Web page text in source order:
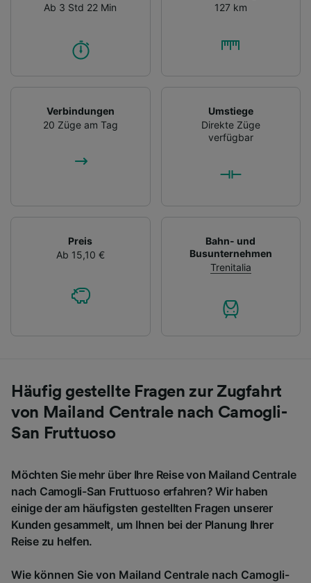
Ab 3 Std 22 Min
127 km
Verbindungen
20 Züge am Tag
Umstiege
Direkte Züge
verfügbar
Preis
Ab 15,10 €
Bahn- und
Busunternehmen
Trenitalia
Häufig gestellte Fragen zur Zugfahrt
von Mailand Centrale nach Camogli-
San Fruttuoso
Möchten Sie mehr über Ihre Reise von Mailand Centrale
nach Camogli-San Fruttuoso erfahren? Wir haben
einige der am häufigsten gestellten Fragen unserer
Kunden gesammelt, um Ihnen bei der Planung Ihrer
Reise zu helfen.
Wie können Sie von Mailand Centrale nach Camogli-